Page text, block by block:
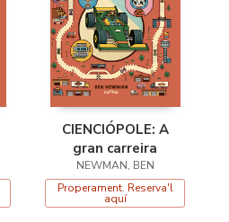
CIENCIÓPOLE: A
gran carreira
NEWMAN, BEN
Properament. Reserva'l
aquí